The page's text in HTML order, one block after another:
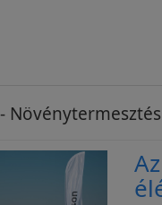
Növénytermesztés